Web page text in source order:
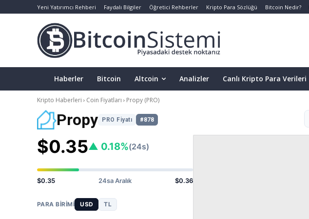
Yeni Yatırımcı Rehberi Faydalı Bilgiler Öğretici Rehberler Kripto Para Sözlüğü Bitcoin Nedir?
Haberler Bitcoin Altcoin Analizler Canlı Kripto Para Verileri
Kripto Haberleri Coin Fiyatları Propy (PRO)
Propy PRO Fiyatı #878
$0.35▲ 0.18%(24s)
$0.35 24sa Aralık $0.36
PARA BIRIMI USD TL